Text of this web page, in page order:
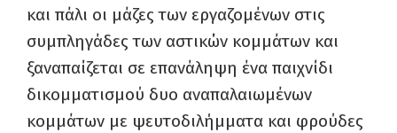
και πάλι οι μάζες των εργαζομένων στις
συμπληγάδες των αστικών κομμάτων και
ξαναπαίζεται σε επανάληψη ένα παιχνίδι
δικομματισμού δυο αναπαλαιωμένων
κομμάτων με ψευτοδιλήμματα και φρούδες